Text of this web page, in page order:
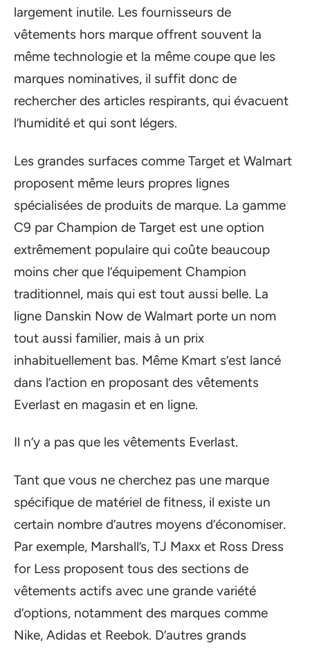
largement inutile. Les fournisseurs de
vêtements hors marque offrent souvent la
même technologie et la même coupe que les
marques nominatives, il suffit donc de
rechercher des articles respirants, qui évacuent
l’humidité et qui sont légers.
Les grandes surfaces comme Target et Walmart
proposent même leurs propres lignes
spécialisées de produits de marque. La gamme
C9 par Champion de Target est une option
extrêmement populaire qui coûte beaucoup
moins cher que l’équipement Champion
traditionnel, mais qui est tout aussi belle. La
ligne Danskin Now de Walmart porte un nom
tout aussi familier, mais à un prix
inhabituellement bas. Même Kmart s’est lancé
dans l’action en proposant des vêtements
Everlast en magasin et en ligne.
Il n’y a pas que les vêtements Everlast.
Tant que vous ne cherchez pas une marque
spécifique de matériel de fitness, il existe un
certain nombre d’autres moyens d’économiser.
Par exemple, Marshall’s, TJ Maxx et Ross Dress
for Less proposent tous des sections de
vêtements actifs avec une grande variété
d’options, notamment des marques comme
Nike, Adidas et Reebok. D’autres grands